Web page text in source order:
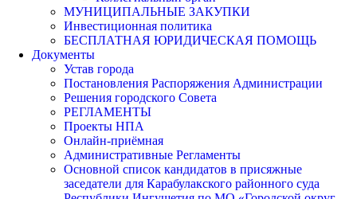
МУНИЦИПАЛЬНЫЕ ЗАКУПКИ
Инвестиционная политика
БЕСПЛАТНАЯ ЮРИДИЧЕСКАЯ ПОМОЩЬ
Документы
Устав города
Постановления Распоряжения Администрации
Решения городского Совета
РЕГЛАМЕНТЫ
Проекты НПА
Онлайн-приёмная
Административные Регламенты
Основной список кандидатов в присяжные
заседатели для Карабулакского районного суда